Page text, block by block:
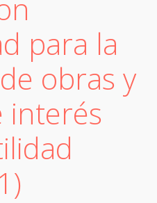
para la
obras y
interés